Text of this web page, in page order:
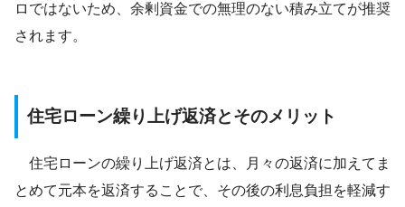
ロではないため、余剰資金での無理のない積み立てが推奨
されます。
住宅ローン繰り上げ返済とそのメリット
住宅ローンの繰り上げ返済とは、月々の返済に加えてま
とめて元本を返済することで、その後の利息負担を軽減す